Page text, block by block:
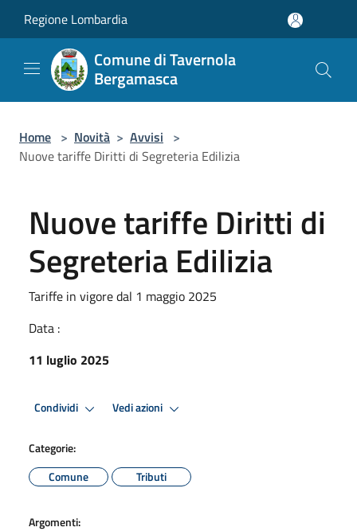
Regione Lombardia
Comune di Tavernola
Bergamasca
Home > Novità > Avvisi >
Nuove tariffe Diritti di Segreteria Edilizia
Nuove tariffe Diritti di
Segreteria Edilizia
Tariffe in vigore dal 1 maggio 2025
Data :
11 luglio 2025
Condividi Vedi azioni
Categorie:
Comune
Tributi
Argomenti: